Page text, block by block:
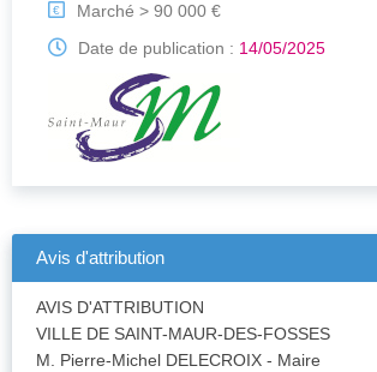
€
Marché > 90 000 €
Date de publication : 14/05/2025
Avis d'attribution
AVIS D'ATTRIBUTION
VILLE DE SAINT-MAUR-DES-FOSSES
M. Pierre-Michel DELECROIX - Maire